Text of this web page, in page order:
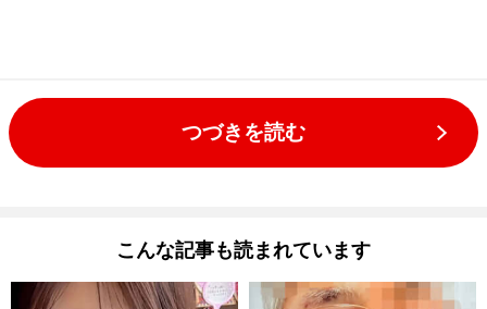
つづきを読む
こんな記事も読まれています